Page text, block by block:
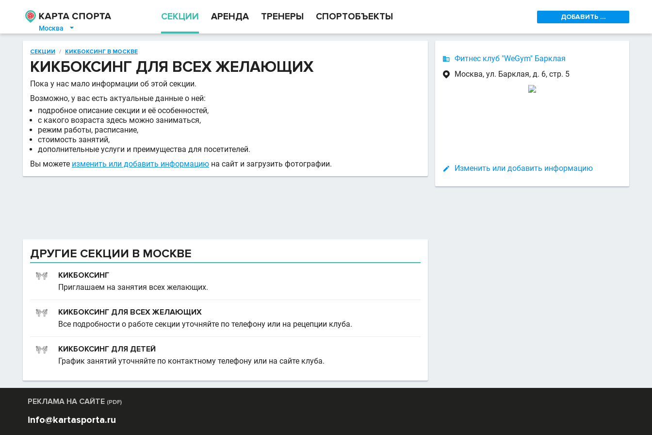
Москва 
СЕКЦИИ АРЕНДА ТРЕНЕРЫ СПОРТОБЪЕКТЫ ДОБАВИТЬ ...
СЕКЦИИ / КИКБОКСИНГ В МОСКВЕ
КИКБОКСИНГ ДЛЯ ВСЕХ ЖЕЛАЮЩИХ
Пока у нас мало информации об этой секции.
Возможно, у вас есть актуальные данные о ней:
подробное описание секции и её особенностей,
с какого возраста здесь можно заниматься,
режим работы, расписание,
стоимость занятий,
дополнительные услуги и преимущества для посетителей.
Вы можете изменить или добавить информацию на сайт и загрузить фотографии.
ДРУГИЕ СЕКЦИИ В МОСКВЕ
КИКБОКСИНГ
Приглашаем на занятия всех желающих.
КИКБОКСИНГ ДЛЯ ВСЕХ ЖЕЛАЮЩИХ
Все подробности о работе секции уточняйте по телефону или на рецепции клуба.
КИКБОКСИНГ ДЛЯ ДЕТЕЙ
График занятий уточняйте по контактному телефону или на сайте клуба.
 Фитнес клуб "WeGym" Барклая
 Москва, ул. Барклая, д. 6, стр. 5
 Изменить или добавить информацию
РЕКЛАМА НА САЙТЕ (PDF)
info@kartasporta.ru